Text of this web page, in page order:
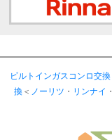
ビルトインガスコンロ交換
換 ＜ ノーリツ ・ リンナイ ・